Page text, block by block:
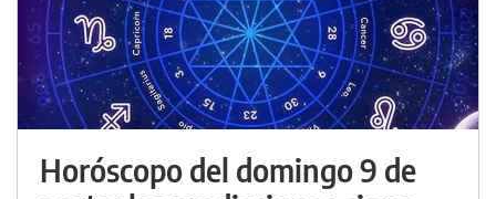
Horóscopo del domingo 9 de